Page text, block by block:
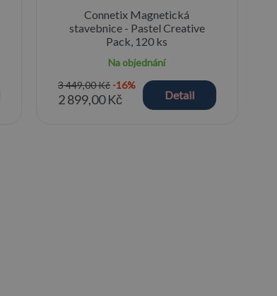
Connetix Magnetická
stavebnice - Pastel Creative
Pack, 120 ks
Na objednání
3 449,00 Kč -16%
2 899,00 Kč Detail